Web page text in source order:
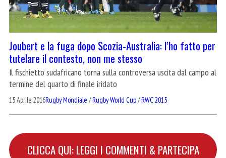
Joubert e la fuga dopo Scozia-Australia: l’ho fatto per
tutelare il contesto, non me stesso
Il fischietto sudafricano torna sulla controversa uscita dal campo al
termine del quarto di finale iridato
15 Aprile 2016Rugby Mondiale /Rugby World Cup/RWC 2015
CLICCA QUI: LEGGI I COMMENTI & PARTECIPA